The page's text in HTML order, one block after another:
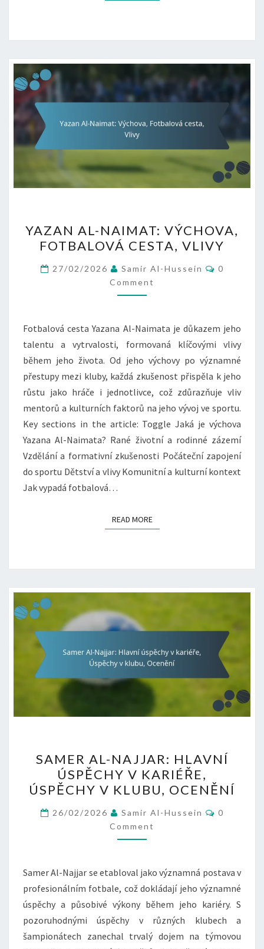
AL-
NAIMAT:
VÝCHOVA,
FOTBALOVÁ
CESTA,
YAZAN AL-NAIMAT: VÝCHOVA,
FOTBALOVÁ CESTA, VLIVY
27/02/2026 Samir Al-Hussein Comments
0
Comment
Fotbalová cesta Yazana Al-Naimata je důkazem jeho
talentu a vytrvalosti, formovaná klíčovými vlivy
během jeho života. Od jeho výchovy po významné
přestupy mezi kluby, každá zkušenost přispěla k jeho
růstu jako hráče i jednotlivce, což zdůrazňuje vliv
mentorů a kulturních faktorů na jeho vývoj ve sportu.
Key sections in the article: Toggle Jaká je výchova
Yazana Al-Naimata? Rané životní a rodinné zázemí
Vzdělání a formativní zkušenosti Počáteční zapojení
do sportu Dětství a vlivy Komunitní a kulturní kontext
Jak vypadá fotbalová…
READ MOREREAD MORE
AL-
NAJJAR:
HLAVNÍ
ÚSPĚCHY
V
KARIÉŘE,
V
KLUBU,
OCENĚNÍ
SAMER AL-NAJJAR: HLAVNÍ
ÚSPĚCHY V KARIÉŘE,
ÚSPĚCHY V KLUBU, OCENĚNÍ
26/02/2026 Samir Al-Hussein Comments
0
Comment
Samer Al-Najjar se etabloval jako významná postava v
profesionálním fotbale, což dokládají jeho významné
úspěchy a působivé výkony během jeho kariéry. S
pozoruhodnými úspěchy v různých klubech a
šampionátech zanechal trvalý dojem na týmovou